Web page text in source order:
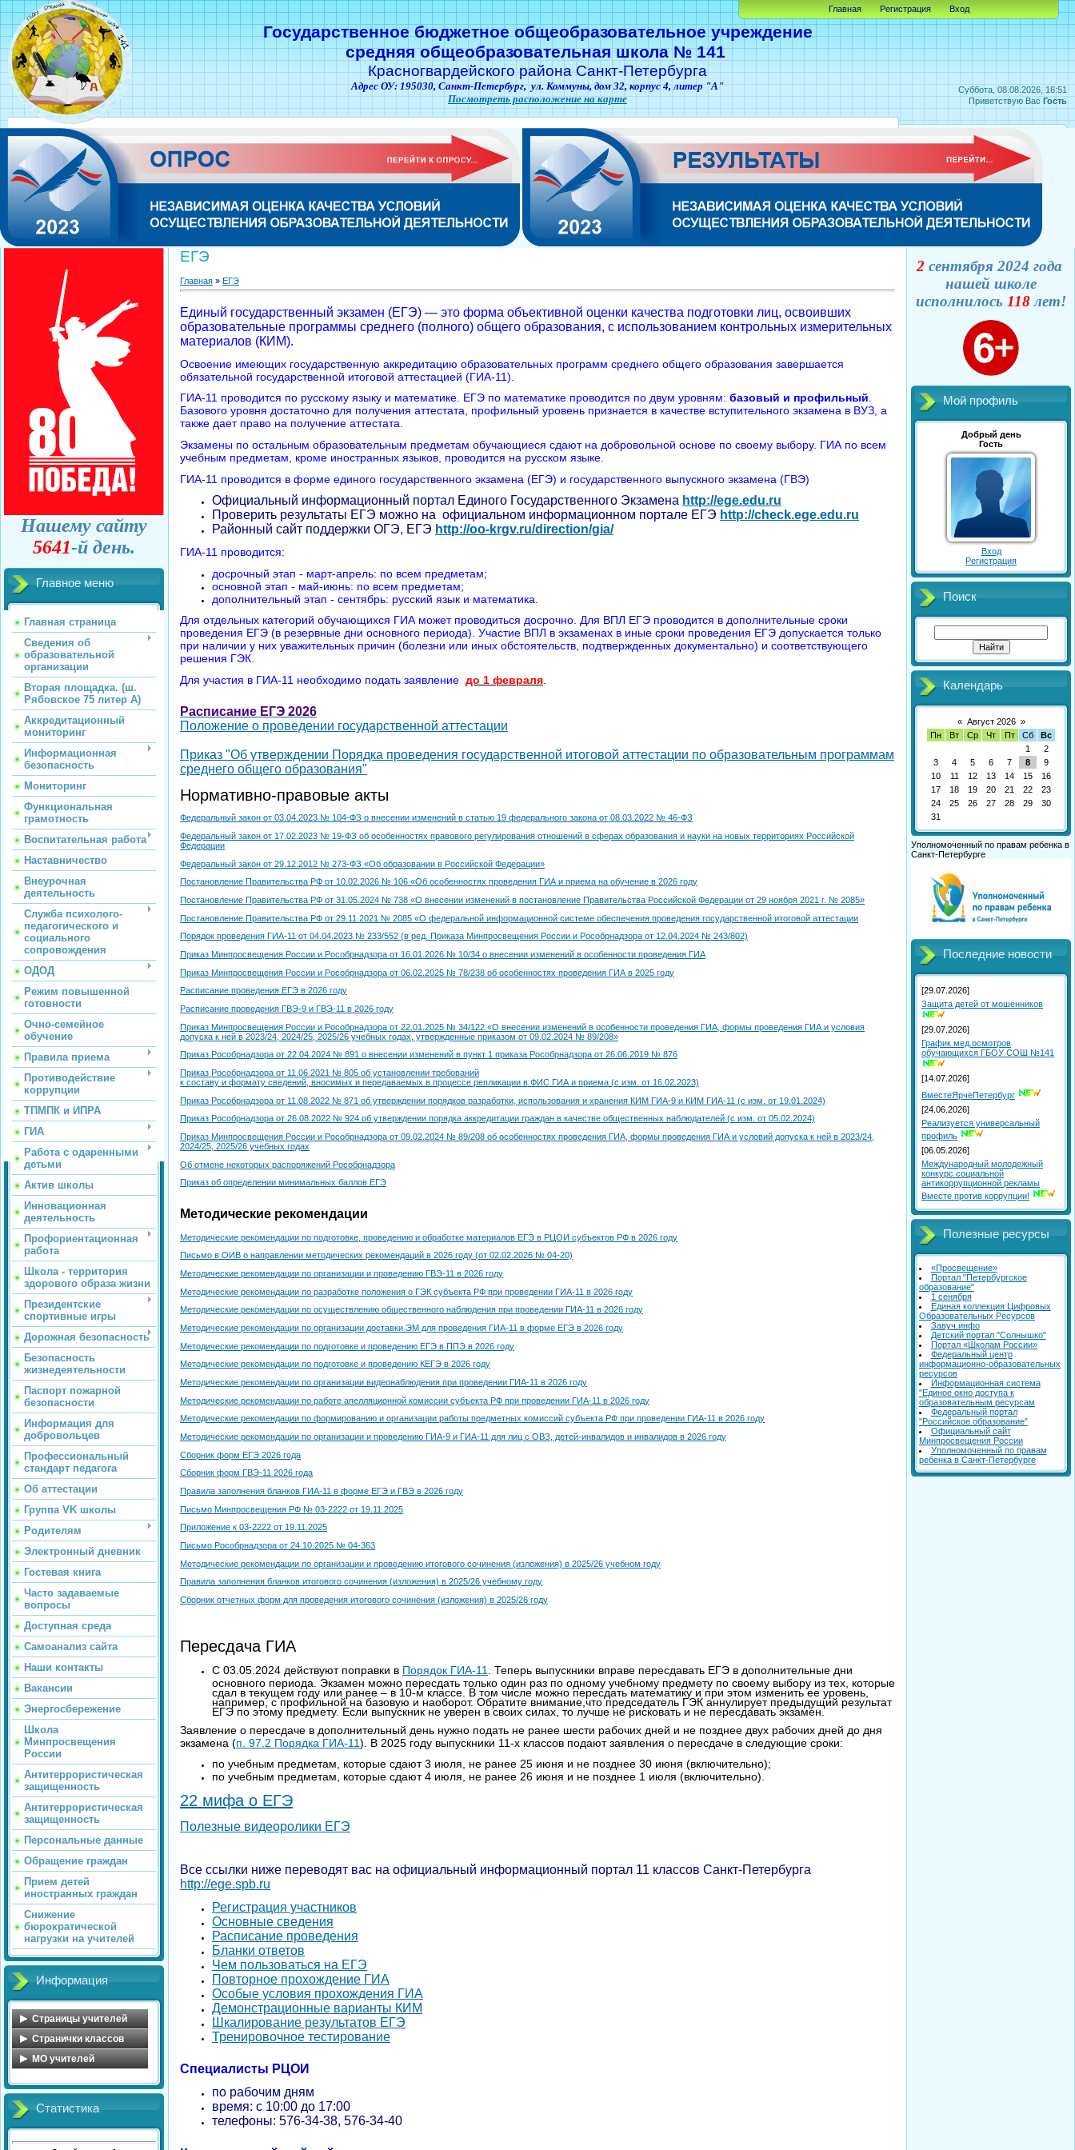
Суббота, 08.08.2026, 16:51
Приветствую Вас Гость
Государственное бюджетное общеобразовательное учреждение
средняя общеобразовательная школа № 141
Красногвардейского района Санкт-Петербурга
Адрес ОУ: 195030, Санкт-Петербург, ул. Коммуны, дом 32, корпус 4, литер "А"
Посмотреть расположение на карте
Главная Регистрация Вход
Нашему сайту
5641-й день.
Главное меню
Главная страница
Сведения об
образовательной
организации
Вторая площадка. (ш.
Рябовское 75 литер А)
Аккредитационный
мониторинг
Информационная
безопасность
Мониторинг
Функциональная
грамотность
Воспитательная работа
Наставничество
Внеурочная
деятельность
Служба психолого-
педагогического и
социального
сопровождения
ОДОД
Режим повышенной
готовности
Очно-семейное
обучение
Правила приема
Противодействие
коррупции
ТПМПК и ИПРА
ГИА
Работа с одаренными
детьми
Актив школы
Инновационная
деятельность
Профориентационная
работа
Школа - территория
здорового образа жизни
Президентские
спортивные игры
Дорожная безопасность
Безопасность
жизнедеятельности
Паспорт пожарной
безопасности
Информация для
добровольцев
Профессиональный
стандарт педагога
Об аттестации
Группа VK школы
Родителям
Электронный дневник
Гостевая книга
Часто задаваемые
вопросы
Доступная среда
Самоанализ сайта
Наши контакты
Вакансии
Энергосбережение
Школа
Минпросвещения
России
Антитеррористическая
защищенность
Антитеррористическая
защищенность
Персональные данные
Обращение граждан
Прием детей
иностранных граждан
Снижение
бюрократической
нагрузки на учителей
Информация
Страницы учителей
Обухова Н.В.
Майорова О.А.
Цветкова Ю.В.
Федорова Ю.А.
Странички классов
Косова Л.А.
Сенюшкина Л.А.
Яковлева А.А.
MO учителей
классов
МО математического
цикла
МО учителей русского
Статистика
ЕГЭ
Главная » ЕГЭ
Единый государственный экзамен (ЕГЭ) — это форма объективной оценки качества подготовки лиц, освоивших
образовательные программы среднего (полного) общего образования, с использованием контрольных измерительных
материалов (КИМ).
Освоение имеющих государственную аккредитацию образовательных программ среднего общего образования завершается
обязательной государственной итоговой аттестацией (ГИА-11).
ГИА-11 проводится по русскому языку и математике. ЕГЭ по математике проводится по двум уровням: базовый и профильный.
Базового уровня достаточно для получения аттестата, профильный уровень признается в качестве вступительного экзамена в ВУЗ, а
также дает право на получение аттестата.
Экзамены по остальным образовательным предметам обучающиеся сдают на добровольной основе по своему выбору. ГИА по всем
учебным предметам, кроме иностранных языков, проводится на русском языке.
ГИА-11 проводится в форме единого государственного экзамена (ЕГЭ) и государственного выпускного экзамена (ГВЭ)
Официальный информационный портал Единого Государственного Экзамена http://ege.edu.ru
Проверить результаты ЕГЭ можно на официальном информационном портале ЕГЭ http://check.ege.edu.ru
Районный сайт поддержки ОГЭ, ЕГЭ http://oo-krgv.ru/direction/gia/
ГИА-11 проводится:
досрочный этап - март-апрель: по всем предметам;
основной этап - май-июнь: по всем предметам;
дополнительный этап - сентябрь: русский язык и математика.
Для отдельных категорий обучающихся ГИА может проводиться досрочно. Для ВПЛ ЕГЭ проводится в дополнительные сроки
проведения ЕГЭ (в резервные дни основного периода). Участие ВПЛ в экзаменах в иные сроки проведения ЕГЭ допускается только
при наличии у них уважительных причин (болезни или иных обстоятельств, подтвержденных документально) и соответствующего
решения ГЭК.
Для участия в ГИА-11 необходимо подать заявление до 1 февраля
Расписание ЕГЭ 2026
Положение о проведении государственной аттестации
Приказ "Об утверждении Порядка проведения государственной итоговой аттестации по образовательным программам
среднего общего образования"
Нормативно-правовые акты
Федеральный закон от 03.04.2023 № 104-ФЗ о внесении изменений в статью 19 федерального закона от 08.03.2022 № 46-ФЗ
Федеральный закон от 17.02.2023 № 19-ФЗ об особенностях правового регулирования отношений в сферах образования и науки на новых территориях Российской
Федерации
Федеральный закон от 29.12.2012 № 273-ФЗ «Об образовании в Российской Федерации»
Постановление Правительства РФ от 10.02.2026 № 106 «Об особенностях проведения ГИА и приема на обучение в 2026 году
Постановление Правительства РФ от 31.05.2024 № 738 «О внесении изменений в постановление Правительства Российской Федерации от 29 ноября 2021 г. № 2085»
Постановление Правительства РФ от 29.11.2021 № 2085 «О федеральной информационной системе обеспечения проведения государственной итоговой аттестации
Порядок проведения ГИА-11 от 04.04.2023 № 233/552 (в ред. Приказа Минпросвещения России и Рособрнадзора от 12.04.2024 № 243/802)
Приказ Минпросвещения России и Рособрнадзора от 16.01.2026 № 10/34 о внесении изменений в особенности проведения ГИА
Приказ Минпросвещения России и Рособрнадзора от 06.02.2025 № 78/238 об особенностях проведения ГИА в 2025 году
Расписание проведения ЕГЭ в 2026 году
Расписание проведения ГВЭ-9 и ГВЭ-11 в 2026 году
Приказ Минпросвещения России и Рособрнадзора от 22.01.2025 № 34/122 «О внесении изменений в особенности проведения ГИА, формы проведения ГИА и условия
допуска к ней в 2023/24, 2024/25, 2025/26 учебных годах, утвержденные приказом от 09.02.2024 № 89/208»
Приказ Рособрнадзора от 22.04.2024 № 891 о внесении изменений в пункт 1 приказа Рособрнадзора от 26.06.2019 № 876
Приказ Рособрнадзора от 11.06.2021 № 805 об установлении требований
к составу и формату сведений, вносимых и передаваемых в процессе репликации в ФИС ГИА и приема (с изм. от 16.02.2023)
Приказ Рособрнадзора от 11.08.2022 № 871 об утверждении порядков разработки, использования и хранения КИМ ГИА-9 и КИМ ГИА-11 (с изм. от 19.01.2024)
Приказ Рособрнадзора от 26.08.2022 № 924 об утверждении порядка аккредитации граждан в качестве общественных наблюдателей (с изм. от 05.02.2024)
Приказ Минпросвещения России и Рособрнадзора от 09.02.2024 № 89/208 об особенностях проведения ГИА, формы проведения ГИА и условий допуска к ней в 2023/24,
2024/25, 2025/26 учебных годах
Об отмене некоторых распоряжений Рособрнадзора
Приказ об определении минимальных баллов ЕГЭ
Методические рекомендации
Методические рекомендации по подготовке, проведению и обработке материалов ЕГЭ в РЦОИ субъектов РФ в 2026 году
Письмо в ОИВ о направлении методических рекомендаций в 2026 году (от 02.02.2026 № 04-20)
Методические рекомендации по организации и проведению ГВЭ-11 в 2026 году
Методические рекомендации по разработке положения о ГЭК субъекта РФ при проведении ГИА-11 в 2026 году
Методические рекомендации по осуществлению общественного наблюдения при проведении ГИА-11 в 2026 году
Методические рекомендации по организации доставки ЭМ для проведения ГИА-11 в форме ЕГЭ в 2026 году
Методические рекомендации по подготовке и проведению ЕГЭ в ППЭ в 2026 году
Методические рекомендации по подготовке и проведению КЕГЭ в 2026 году
Методические рекомендации по организации видеонаблюдения при проведении ГИА-11 в 2026 году
Методические рекомендации по работе апелляционной комиссии субъекта РФ при проведении ГИА-11 в 2026 году
Методические рекомендации по формированию и организации работы предметных комиссий субъекта РФ при проведении ГИА-11 в 2026 году
Методические рекомендации по организации и проведению ГИА-9 и ГИА-11 для лиц с ОВЗ, детей-инвалидов и инвалидов в 2026 году
Сборник форм ЕГЭ 2026 года
Сборник форм ГВЭ-11 2026 года
Правила заполнения бланков ГИА-11 в форме ЕГЭ и ГВЭ в 2026 году
Письмо Минпросвещения РФ № 03-2222 от 19.11.2025
Приложение к 03-2222 от 19.11.2025
Письмо Рособрнадзора от 24.10.2025 № 04-363
Методические рекомендации по организации и проведению итогового сочинения (изложения) в 2025/26 учебном году
Правила заполнения бланков итогового сочинения (изложения) в 2025/26 учебному году
Сборник отчетных форм для проведения итогового сочинения (изложения) в 2025/26 году
Пересдача ГИА
С 03.05.2024 действуют поправки в Порядок ГИА-11 . Теперь выпускники вправе пересдавать ЕГЭ в дополнительные дни
основного периода. Экзамен можно пересдать только один раз по одному учебному предмету по своему выбору из тех, которые
сдал в текущем году или ранее – в 10-м классе. В том числе можно пересдать математику и при этом изменить ее уровень,
например, с профильной на базовую и наоборот. Обратите внимание,что председатель ГЭК аннулирует предыдущий результат
ЕГЭ по этому предмету. Если выпускник не уверен в своих силах, то лучше не рисковать и не пересдавать экзамен.
Заявление о пересдаче в дополнительный день нужно подать не ранее шести рабочих дней и не позднее двух рабочих дней до дня
экзамена (п. 97.2 Порядка ГИА-11). В 2025 году выпускники 11-х классов подают заявления о пересдаче в следующие сроки:
по учебным предметам, которые сдают 3 июля, не ранее 25 июня и не позднее 30 июня (включительно);
по учебным предметам, которые сдают 4 июля, не ранее 26 июня и не позднее 1 июля (включительно).
22 мифа о ЕГЭ
Полезные видеоролики ЕГЭ
Все ссылки ниже переводят вас на официальный информационный портал 11 классов Санкт-Петербурга
http://ege.spb.ru
Регистрация участников
Основные сведения
Расписание проведения
Бланки ответов
Чем пользоваться на ЕГЭ
Повторное прохождение ГИА
Особые условия прохождения ГИА
Демонстрационные варианты КИМ
Шкалирование результатов ЕГЭ
Тренировочное тестирование
Специалисты РЦОИ
по рабочим дням
время: с 10:00 до 17:00
телефоны: 576-34-38, 576-34-40
2 сентября 2024 года
нашей школе
исполнилось 118лет!
Мой профиль
Добрый день
Гость
Вход
Регистрация
Поиск
Календарь
« Август 2026 »
Пн
Вт Ср Чт Пт Сб
Вс
1
2
3
4 5 6 7 8
9
10
11 12 13 14 15
16
17
18 19 20 21 22
23
24
25 26 27 28 29
30
31
Уполномоченный по правам ребенка в
Санкт-Петербурге
Последние новости
[29.07.2026]
Защита детей от мошенников
[29.07.2026]
График мед.осмотров
обучающихся ГБОУ СОШ №141
[14.07.2026]
ВместеЯрчеПетербург
[24.06.2026]
Реализуется универсальный
профиль
[06.05.2026]
Международный молодежный
конкурс социальной
антикоррупционной рекламы
Вместе против коррупции!
Полезные ресурсы
«Просвещение»
Портал "Петербургское
образование"
1 сенября
Единая коллекция Цифровых
Образовательных Ресурсов
Завуч.инфо
Детский портал "Солнышко"
Портал «Школам России»
Федеральный центр
информационно-образовательных
ресурсов
Информационная система
"Единое окно доступа к
образовательным ресурсам
Федеральный портал
"Российское образование"
Официальный сайт
Минпросвещения России
Уполномоченный по правам
ребенка в Санкт-Петербурге